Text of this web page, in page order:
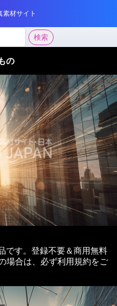
素材サイト
検索
の
です。登録不要＆商用無料
場合は、必ず利用規約をご